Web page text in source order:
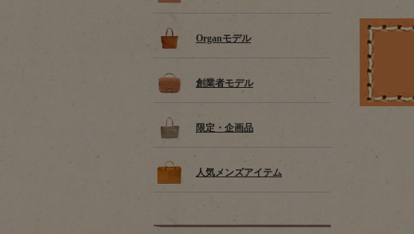
Organモデル
創業者モデル
限定・企画品
人気メンズアイテム